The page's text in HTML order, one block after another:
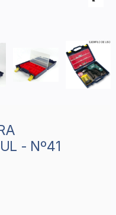
- Nº41